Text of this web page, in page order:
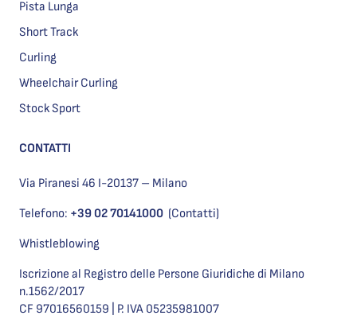
Pista Lunga
Short Track
Curling
Wheelchair Curling
Stock Sport
CONTATTI
Via Piranesi 46 I-20137 – Milano
Telefono: +39 02 70141000 (Contatti)
Whistleblowing
Iscrizione al Registro delle Persone Giuridiche di Milano
n.1562/2017
CF 97016560159 | P. IVA 05235981007